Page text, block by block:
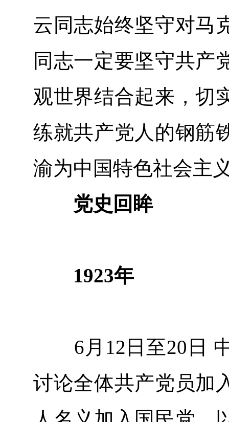
云同志始终坚守对马
同志一定要坚守共产
观世界结合起来，切
练就共产党人的钢筋
渝为中国特色社会主
党史回眸
1923年
6月12日至20日 中
讨论全体共产党员加